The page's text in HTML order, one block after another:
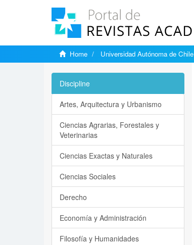
Home Universidad Autónoma de Chile
Discipline
Artes, Arquitectura y Urbanismo
Ciencias Agrarias, Forestales y
Veterinarias
Ciencias Exactas y Naturales
Ciencias Sociales
Derecho
Economía y Administración
Filosofía y Humanidades